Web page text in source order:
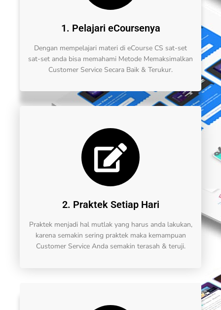
1. Pelajari eCoursenya
Dengan mempelajari materi di eCourse CS sat-set
sat-set anda bisa memahami Metode Memaksimalkan
Customer Service Secara Baik & Terukur.
2. Praktek Setiap Hari
Praktek menjadi hal mutlak yang harus anda lakukan,
karena semakin sering praktek maka kemampuan
Customer Service Anda semakin terasah & teruji.